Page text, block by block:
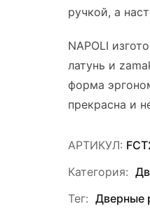
ручкой, а
NAPOLI
латунь и
форма
прекрасна и
АРТИКУЛ:
Категория:
Тег: Дверные